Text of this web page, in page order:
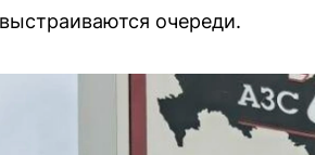
очереди.